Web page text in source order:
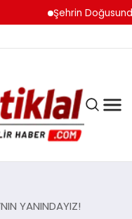
Şehrin
YANINDAYIZ!